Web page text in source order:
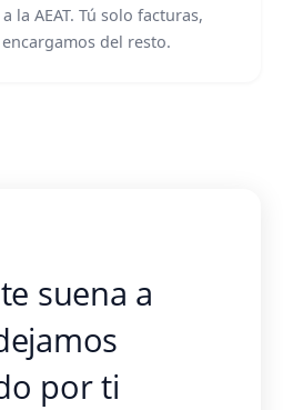
la AEAT. Tú solo facturas,
del resto.
suena a
por ti